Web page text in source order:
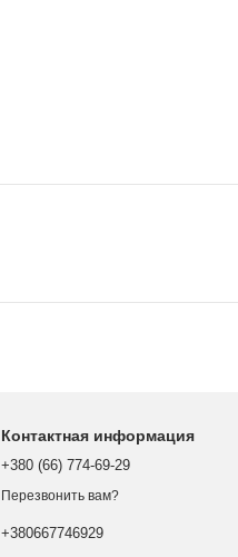
Контактная информация
+380 (66) 774-69-29
Перезвонить вам?
+380667746929